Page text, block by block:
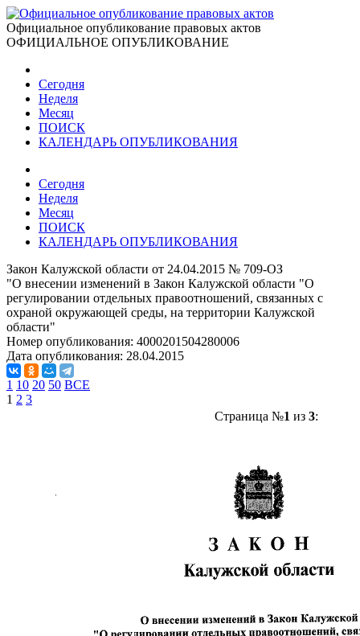
Официальное опубликование правовых актов
ОФИЦИАЛЬНОЕ ОПУБЛИКОВАНИЕ
Сегодня
Неделя
Месяц
ПОИСК
КАЛЕНДАРЬ ОПУБЛИКОВАНИЯ
Сегодня
Неделя
Месяц
ПОИСК
КАЛЕНДАРЬ ОПУБЛИКОВАНИЯ
Закон Калужской области от 24.04.2015 № 709-ОЗ
"О внесении изменений в Закон Калужской области "О
регулировании отдельных правоотношений, связанных с
охраной окружающей среды, на территории Калужской
области"
Номер опубликования: 4000201504280006
Дата опубликования: 28.04.2015
1 10 20 50 ВСЕ
1 2 3
Страница №1 из 3: